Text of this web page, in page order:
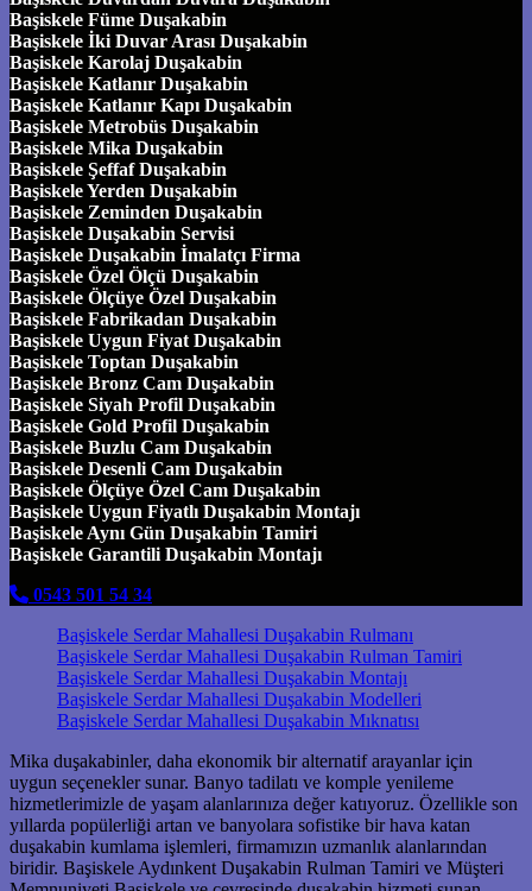
Başiskele Füme Duşakabin
Başiskele İki Duvar Arası Duşakabin
Başiskele Karolaj Duşakabin
Başiskele Katlanır Duşakabin
Başiskele Katlanır Kapı Duşakabin
Başiskele Metrobüs Duşakabin
Başiskele Mika Duşakabin
Başiskele Şeffaf Duşakabin
Başiskele Yerden Duşakabin
Başiskele Zeminden Duşakabin
Başiskele Duşakabin Servisi
Başiskele Duşakabin İmalatçı Firma
Başiskele Özel Ölçü Duşakabin
Başiskele Ölçüye Özel Duşakabin
Başiskele Fabrikadan Duşakabin
Başiskele Uygun Fiyat Duşakabin
Başiskele Toptan Duşakabin
Başiskele Bronz Cam Duşakabin
Başiskele Siyah Profil Duşakabin
Başiskele Gold Profil Duşakabin
Başiskele Buzlu Cam Duşakabin
Başiskele Desenli Cam Duşakabin
Başiskele Ölçüye Özel Cam Duşakabin
Başiskele Uygun Fiyatlı Duşakabin Montajı
Başiskele Aynı Gün Duşakabin Tamiri
Başiskele Garantili Duşakabin Montajı
0543 501 54 34
Başiskele Serdar Mahallesi Duşakabin Rulmanı
Başiskele Serdar Mahallesi Duşakabin Rulman Tamiri
Başiskele Serdar Mahallesi Duşakabin Montajı
Başiskele Serdar Mahallesi Duşakabin Modelleri
Başiskele Serdar Mahallesi Duşakabin Mıknatısı
Mika duşakabinler, daha ekonomik bir alternatif arayanlar için
uygun seçenekler sunar. Banyo tadilatı ve komple yenileme
hizmetlerimizle de yaşam alanlarınıza değer katıyoruz. Özellikle son
yıllarda popülerliği artan ve banyolara sofistike bir hava katan
duşakabin kumlama işlemleri, firmamızın uzmanlık alanlarından
biridir. Başiskele Aydınkent Duşakabin Rulman Tamiri ve Müşteri